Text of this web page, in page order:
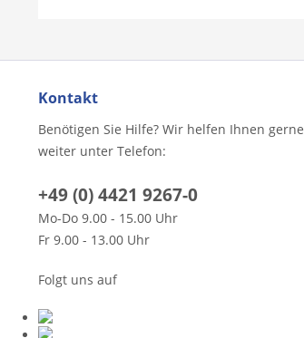
Kontakt
Benötigen Sie Hilfe? Wir helfen Ihnen gerne
weiter unter Telefon:
+49 (0) 4421 9267-0
Mo-Do 9.00 - 15.00 Uhr
Fr 9.00 - 13.00 Uhr
Folgt uns auf